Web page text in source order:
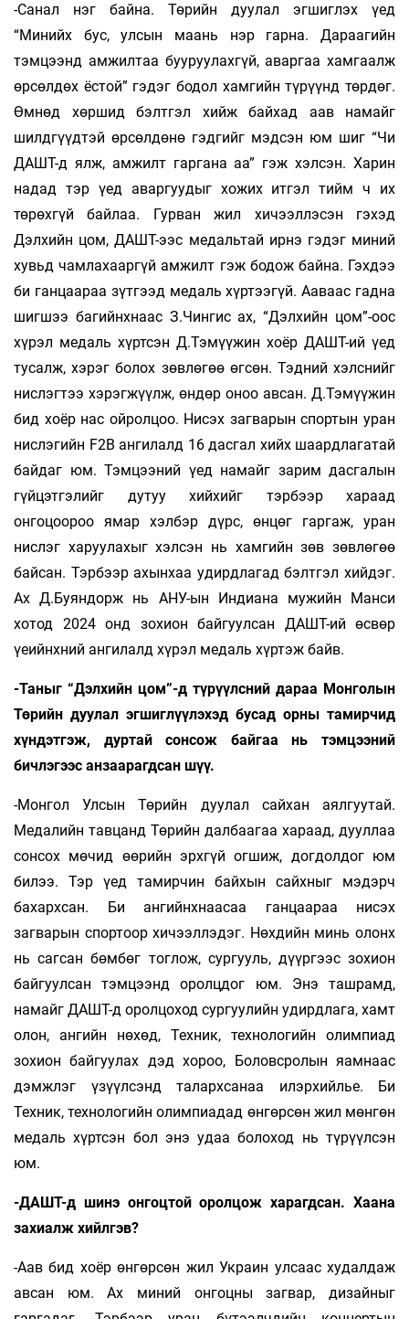
-Санал нэг байна. Төрийн дуулал эгшиглэх үед
“Минийх бус, улсын маань нэр гарна. Дараагийн
тэмцээнд амжилтаа бууруулахгүй, аваргаа хамгаалж
өрсөлдөх ёстой” гэдэг бодол хамгийн түрүүнд төрдөг.
Өмнөд хөршид бэлтгэл хийж байхад аав намайг
шилдгүүдтэй өрсөлдөнө гэдгийг мэдсэн юм шиг “Чи
ДАШТ-д ялж, амжилт гаргана аа” гэж хэлсэн. Харин
надад тэр үед аваргуудыг хожих итгэл тийм ч их
төрөхгүй байлаа. Гурван жил хичээллэсэн гэхэд
Дэлхийн цом, ДАШТ-ээс медальтай ирнэ гэдэг миний
хувьд чамлахааргүй амжилт гэж бодож байна. Гэхдээ
би ганцаараа зүтгээд медаль хүртээгүй. Ааваас гадна
шигшээ багийнхнаас З.Чингис ах, “Дэлхийн цом”-оос
хүрэл медаль хүртсэн Д.Тэмүүжин хоёр ДАШТ-ий үед
тусалж, хэрэг болох зөвлөгөө өгсөн. Тэдний хэлснийг
нислэгтээ хэрэгжүүлж, өндөр оноо авсан. Д.Тэмүүжин
бид хоёр нас ойролцоо. Нисэх загварын спортын уран
нислэгийн F2B ангилалд 16 дасгал хийх шаардлагатай
байдаг юм. Тэмцээний үед намайг зарим дасгалын
гүйцэтгэлийг дутуу хийхийг тэрбээр хараад
онгоцоороо ямар хэлбэр дүрс, өнцөг гаргаж, уран
нислэг харуулахыг хэлсэн нь хамгийн зөв зөвлөгөө
байсан. Тэрбээр ахынхаа удирдлагад бэлтгэл хийдэг.
Ах Д.Буяндорж нь АНУ-ын Индиана мужийн Манси
хотод 2024 онд зохион байгуулсан ДАШТ-ий өсвөр
үеийнхний ангилалд хүрэл медаль хүртэж байв.
-Таныг “Дэлхийн цом”-д түрүүлсний дараа Монголын
Төрийн дуулал эгшиглүүлэхэд бусад орны тамирчид
хүндэтгэж, дуртай сонсож байгаа нь тэмцээний
бичлэгээс анзаарагдсан шүү.
-Монгол Улсын Төрийн дуулал сайхан аялгуутай.
Медалийн тавцанд Төрийн далбаагаа хараад, дууллаа
сонсох мөчид өөрийн эрхгүй огшиж, догдолдог юм
билээ. Тэр үед тамирчин байхын сайхныг мэдэрч
бахархсан. Би ангийнхнаасаа ганцаараа нисэх
загварын спортоор хичээллэдэг. Нөхдийн минь олонх
нь сагсан бөмбөг тоглож, сургууль, дүүргээс зохион
байгуулсан тэмцээнд оролцдог юм. Энэ ташрамд,
намайг ДАШТ-д оролцоход сургуулийн удирдлага, хамт
олон, ангийн нөхөд, Техник, технологийн олимпиад
зохион байгуулах дэд хороо, Боловсролын яамнаас
дэмжлэг үзүүлсэнд талархсанаа илэрхийлье. Би
Техник, технологийн олимпиадад өнгөрсөн жил мөнгөн
медаль хүртсэн бол энэ удаа болоход нь түрүүлсэн
юм.
-ДАШТ-д шинэ онгоцтой оролцож харагдсан. Хаана
захиалж хийлгэв?
-Аав бид хоёр өнгөрсөн жил Украин улсаас худалдаж
авсан юм. Ах миний онгоцны загвар, дизайныг